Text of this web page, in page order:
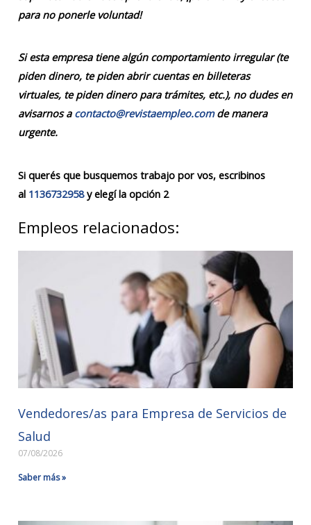
para no ponerle voluntad!
Si esta empresa tiene algún comportamiento irregular (te
piden dinero, te piden abrir cuentas en billeteras
virtuales, te piden dinero para trámites, etc.), no dudes en
avisarnos a contacto@revistaempleo.comde manera
urgente.
Si querés que busquemos trabajo por vos, escribinos
al 1136732958y elegí la opción 2
Empleos relacionados:
Vendedores/as para Empresa de Servicios de
Salud
07/08/2026
Saber más »